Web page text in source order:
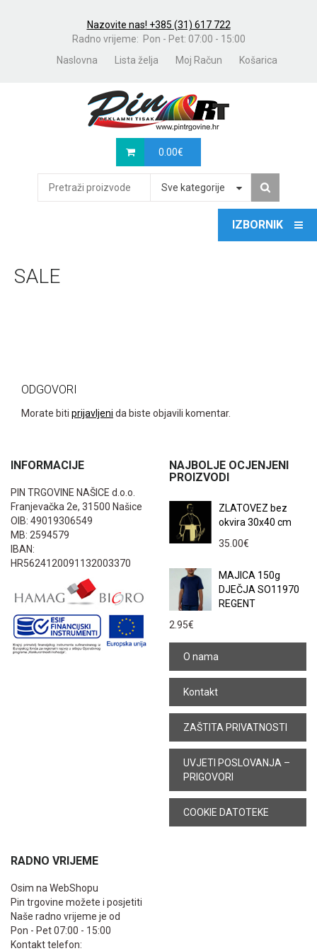
Nazovite nas! +385 (31) 617 722
Radno vrijeme: Pon - Pet: 07:00 - 15:00
Naslovna
Lista želja Moj Račun Košarica
0.00€
Sve kategorije
SALE
ODGOVORI
Morate biti prijavljeni da biste objavili komentar.
INFORMACIJE
PIN TRGOVINE NAŠICE d.o.o.
Franjevačka 2e, 31500 Našice
OIB: 49019306549
MB: 2594579
IBAN:
HR5624120091132003370
NAJBOLJE OCJENJENI
PROIZVODI
ZLATOVEZ bez
okvira 30x40 cm
35.00€
MAJICA 150g
DJEČJA SO11970
REGENT
2.95€
O nama
Kontakt
ZAŠTITA PRIVATNOSTI
UVJETI POSLOVANJA –
PRIGOVORI
COOKIE DATOTEKE
RADNO VRIJEME
Osim na WebShopu
Pin trgovine možete i posjetiti
Naše radno vrijeme je od
Pon - Pet 07:00 - 15:00
Kontakt telefon: